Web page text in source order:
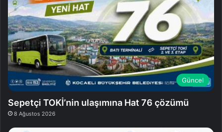
Güncel
Sepetçi TOKİ’nin ulaşımına Hat 76 çözümü
8 Ağustos 2026